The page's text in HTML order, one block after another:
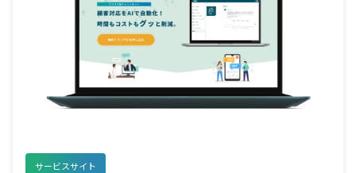
サービスサイト